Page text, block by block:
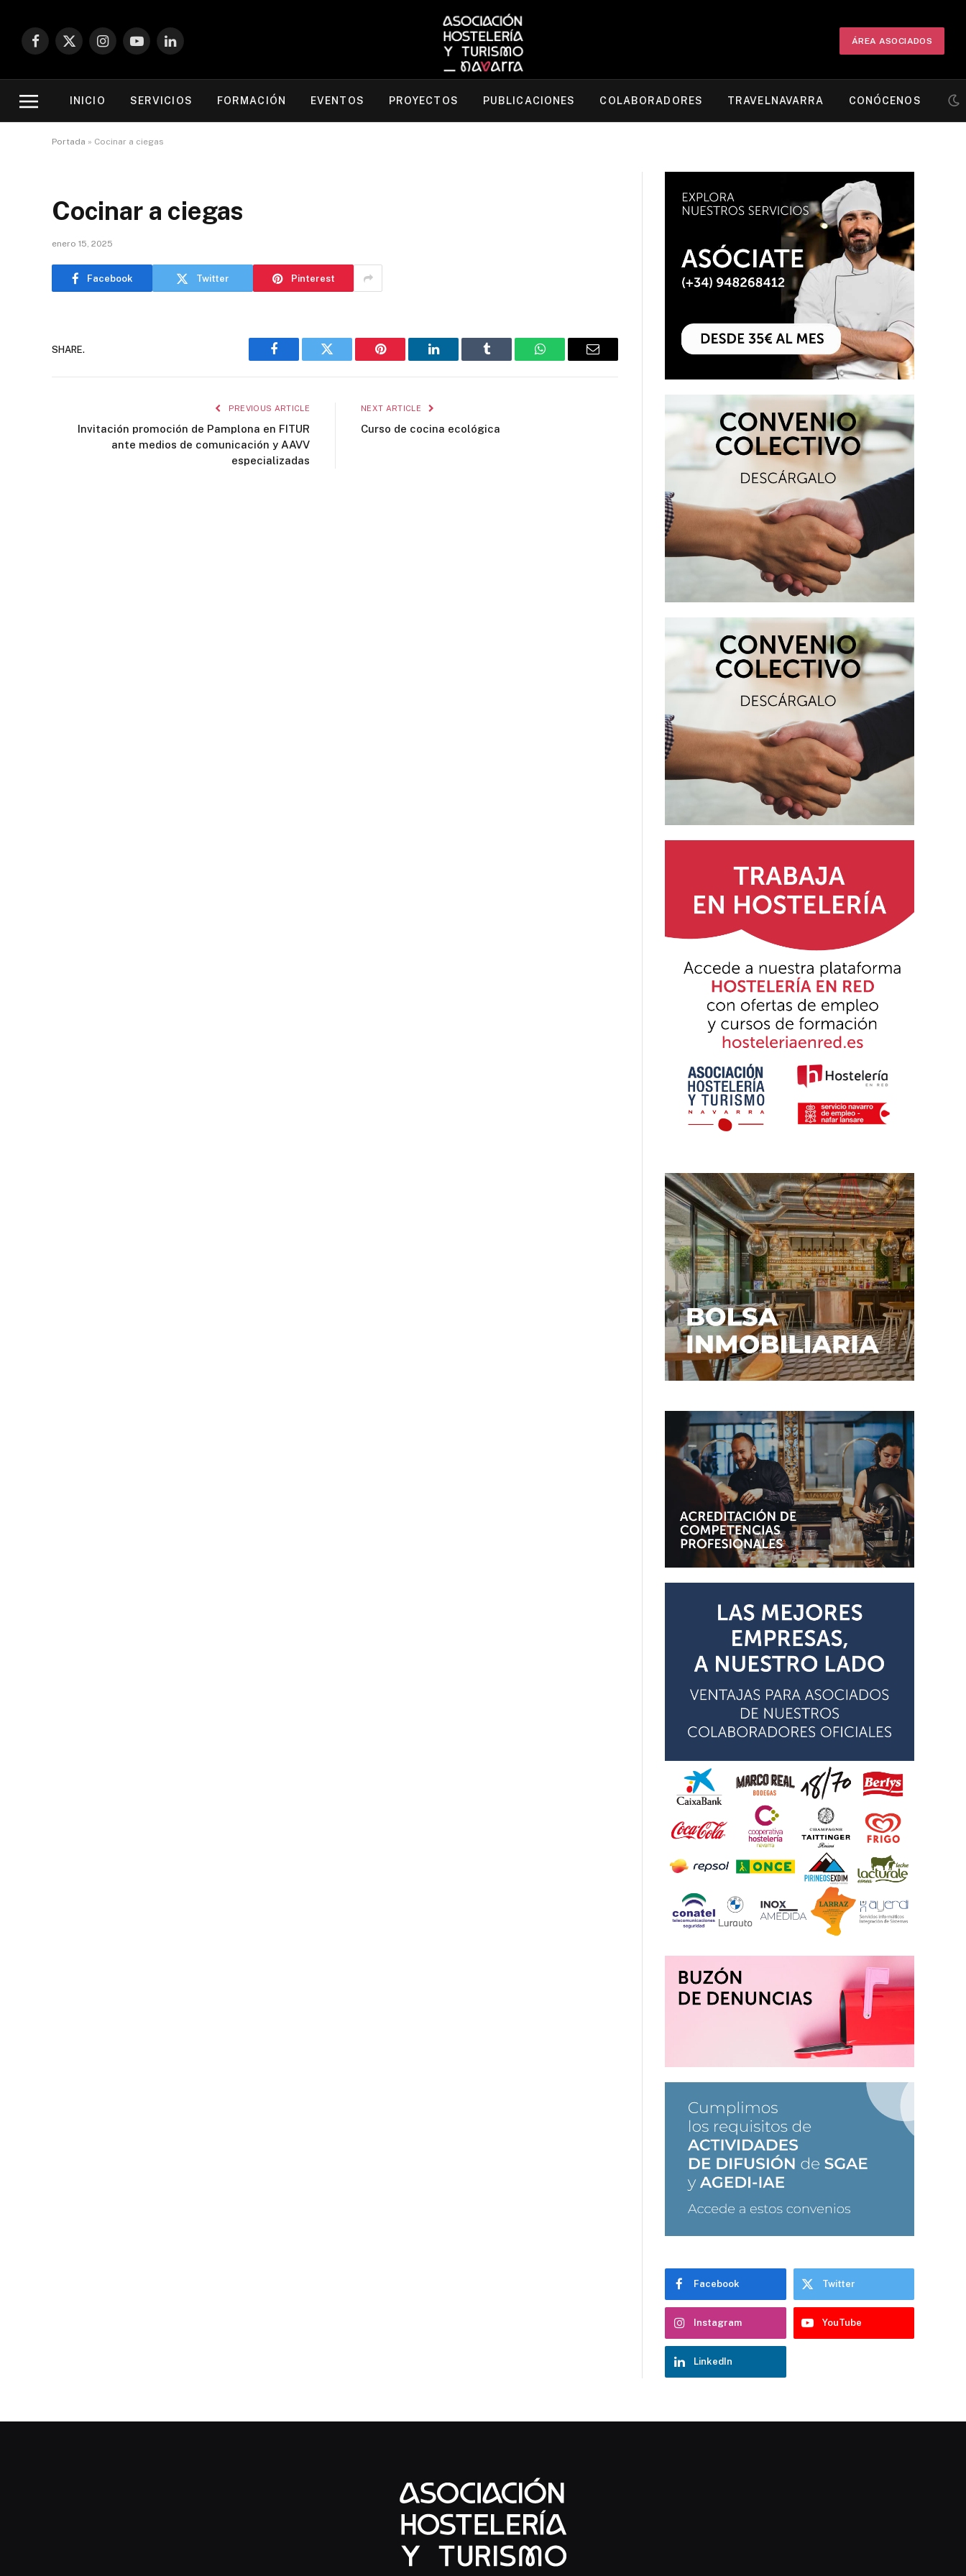
Facebook
X
InstagramYouTubeLinkedIn
ÁREA ASOCIADOS
INICIO SERVICIOS FORMACIÓN EVENTOS PROYECTOS PUBLICACIONES COLABORADORES TRAVELNAVARRA CONÓCENOS
Portada » Cocinar a ciegas
Cocinar a ciegas
enero 15, 2025
Facebook Twitter Pinterest
SHARE.
Facebook Twitter Pinterest LinkedIn Tumblr WhatsAppEmail
PREVIOUS ARTICLE
Invitación promoción de Pamplona en FITUR
ante medios de comunicación y AAVV
especializadas
NEXT ARTICLE
Curso de cocina ecológica
Facebook Twitter
Instagram YouTube
LinkedIn